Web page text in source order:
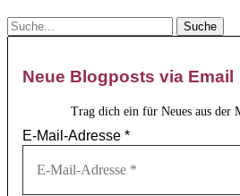
Neue Blogposts via Email
Trag dich ein für Neues aus der
E-Mail-Adresse *